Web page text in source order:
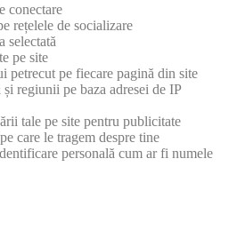
conectare
rețelele de socializare
selectată
pe site
petrecut pe fiecare pagină din site
regiunii pe baza adresei de IP
tale pe site pentru publicitate
care le tragem despre tine
personală cum ar fi numele